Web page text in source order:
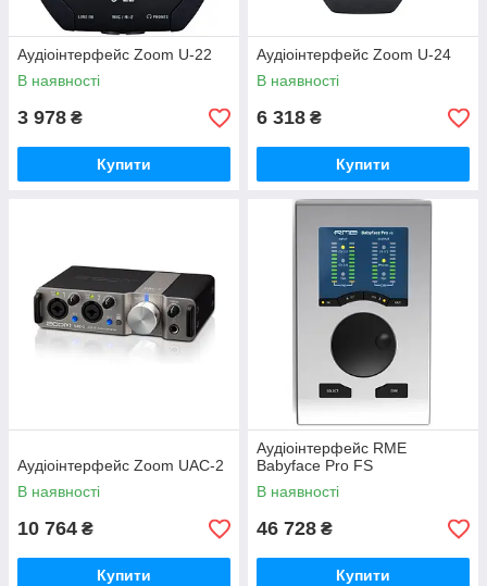
Аудіоінтерфейс Zoom U-22
В наявності
3 978 ₴
Купити
Аудіоінтерфейс Zoom U-24
В наявності
6 318 ₴
Купити
Аудіоінтерфейс Zoom UAC-2
В наявності
10 764 ₴
Купити
Аудіоінтерфейс RME
Babyface Pro FS
В наявності
46 728 ₴
Купити